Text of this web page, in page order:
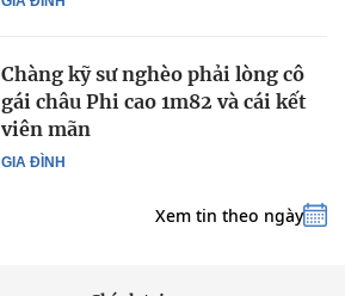
GIA ĐÌNH
Chàng kỹ sư nghèo phải lòng cô
gái châu Phi cao 1m82 và cái kết
viên mãn
Xem tin theo ngày